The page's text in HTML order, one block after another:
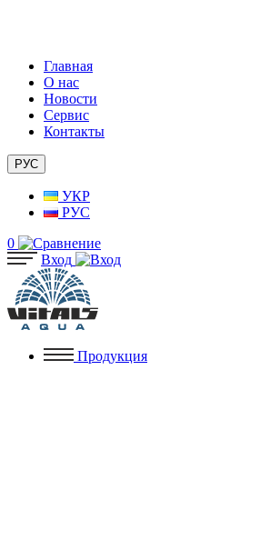
Главная
О нас
Новости
Сервис
Контакты
РУС
УКР
РУС
0
Вход
Продукция